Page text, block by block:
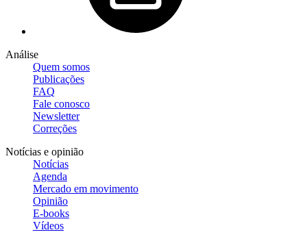
Análise
Quem somos
Publicações
FAQ
Fale conosco
Newsletter
Correções
Notícias e opinião
Notícias
Agenda
Mercado em movimento
Opinião
E-books
Vídeos